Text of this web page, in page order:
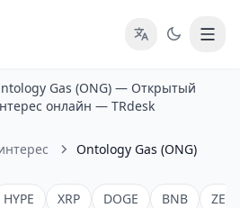
Gas (ONG) — Открытый
онлайн — TRdesk
Ontology Gas (ONG)
HYPE XRP DOGE BNB ZEC